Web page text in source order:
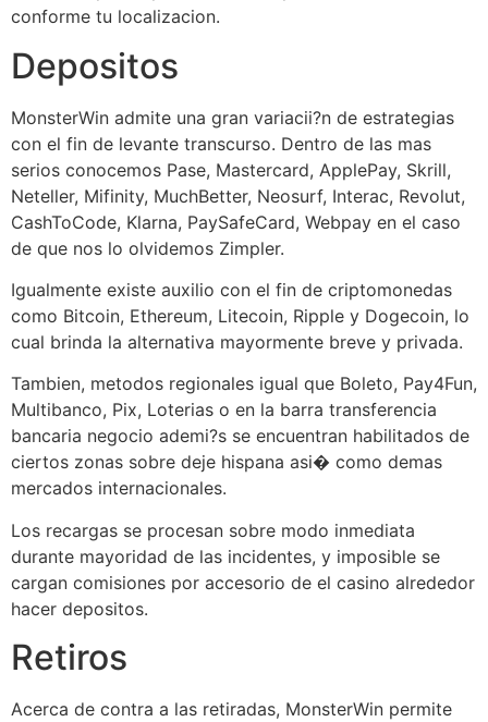
conforme tu localizacion.
Depositos
MonsterWin admite una gran variacii?n de estrategias
con el fin de levante transcurso. Dentro de las mas
serios conocemos Pase, Mastercard, ApplePay, Skrill,
Neteller, Mifinity, MuchBetter, Neosurf, Interac, Revolut,
CashToCode, Klarna, PaySafeCard, Webpay en el caso
de que nos lo olvidemos Zimpler.
Igualmente existe auxilio con el fin de criptomonedas
como Bitcoin, Ethereum, Litecoin, Ripple y Dogecoin, lo
cual brinda la alternativa mayormente breve y privada.
Tambien, metodos regionales igual que Boleto, Pay4Fun,
Multibanco, Pix, Loterias o en la barra transferencia
bancaria negocio ademi?s se encuentran habilitados de
ciertos zonas sobre deje hispana asi� como demas
mercados internacionales.
Los recargas se procesan sobre modo inmediata
durante mayoridad de las incidentes, y imposible se
cargan comisiones por accesorio de el casino alrededor
hacer depositos.
Retiros
Acerca de contra a las retiradas, MonsterWin permite